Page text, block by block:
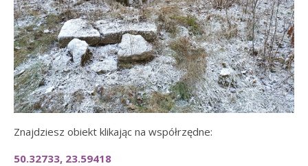
Znajdziesz obiekt klikając na współrzędne:
50.32733, 23.59418